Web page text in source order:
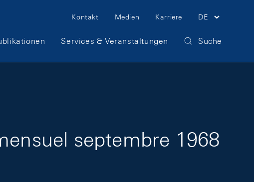
Meta Navigation
Kontakt Medien Karriere DE
Services & Veranstaltungen Suche
septembre 1968